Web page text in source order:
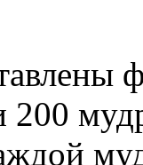
200